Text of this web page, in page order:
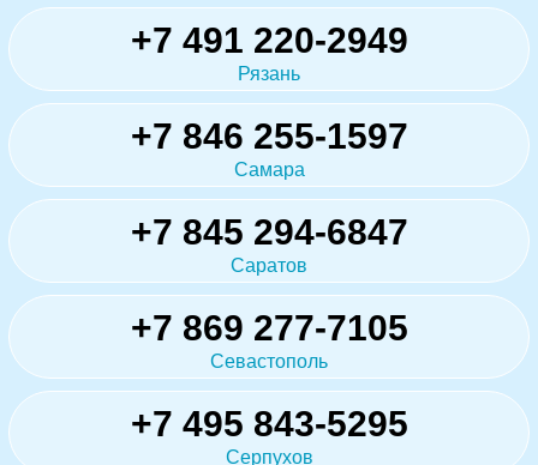
+7 491 220-2949
Рязань
+7 846 255-1597
Самара
+7 845 294-6847
Саратов
+7 869 277-7105
Севастополь
+7 495 843-5295
Серпухов